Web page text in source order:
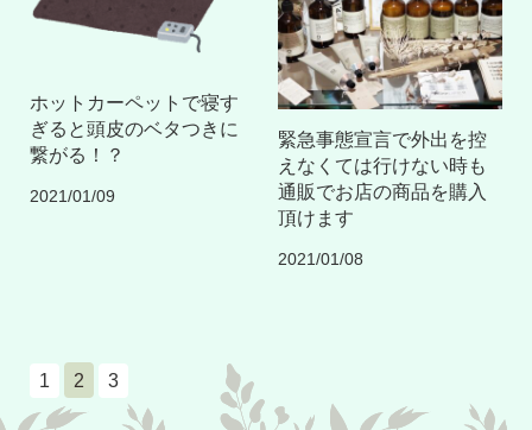
ホットカーペットで寝す
ぎると頭皮のベタつきに
繋がる！？
2021/01/09
緊急事態宣言で外出を控
えなくては行けない時も
通販でお店の商品を購入
頂けます
2021/01/08
1 2 3